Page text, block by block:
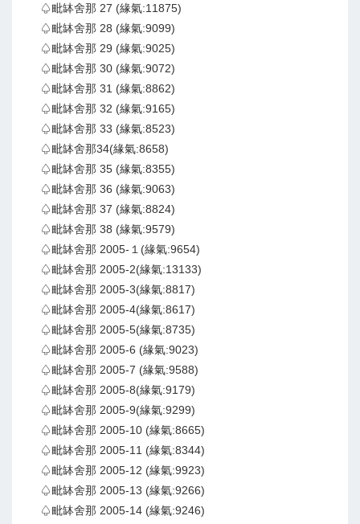
♤毗缽舍那 27 (緣氣:11875)
♤毗缽舍那 28 (緣氣:9099)
♤毗缽舍那 29 (緣氣:9025)
♤毗缽舍那 30 (緣氣:9072)
♤毗缽舍那 31 (緣氣:8862)
♤毗缽舍那 32 (緣氣:9165)
♤毗缽舍那 33 (緣氣:8523)
♤毗缽舍那34(緣氣:8658)
♤毗缽舍那 35 (緣氣:8355)
♤毗缽舍那 36 (緣氣:9063)
♤毗缽舍那 37 (緣氣:8824)
♤毗缽舍那 38 (緣氣:9579)
♤毗缽舍那 2005-１(緣氣:9654)
♤毗缽舍那 2005-2(緣氣:13133)
♤毗缽舍那 2005-3(緣氣:8817)
♤毗缽舍那 2005-4(緣氣:8617)
♤毗缽舍那 2005-5(緣氣:8735)
♤毗缽舍那 2005-6 (緣氣:9023)
♤毗缽舍那 2005-7 (緣氣:9588)
♤毗缽舍那 2005-8(緣氣:9179)
♤毗缽舍那 2005-9(緣氣:9299)
♤毗缽舍那 2005-10 (緣氣:8665)
♤毗缽舍那 2005-11 (緣氣:8344)
♤毗缽舍那 2005-12 (緣氣:9923)
♤毗缽舍那 2005-13 (緣氣:9266)
♤毗缽舍那 2005-14 (緣氣:9246)